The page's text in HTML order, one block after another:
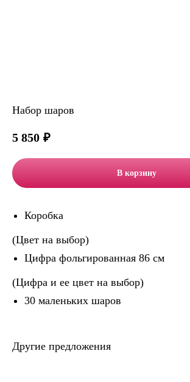
Набор шаров
5 850 ₽
В корзину
Коробка
(Цвет на выбор)
Цифра фольгированная 86 см
(Цифра и ее цвет на выбор)
30 маленьких шаров
Другие предложения